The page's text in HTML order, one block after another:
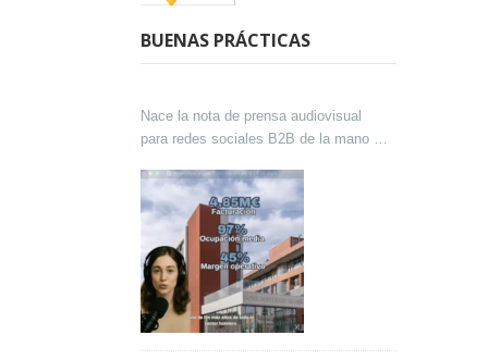
BUENAS PRÁCTICAS
Nace la nota de prensa audiovisual
para redes sociales B2B de la mano de